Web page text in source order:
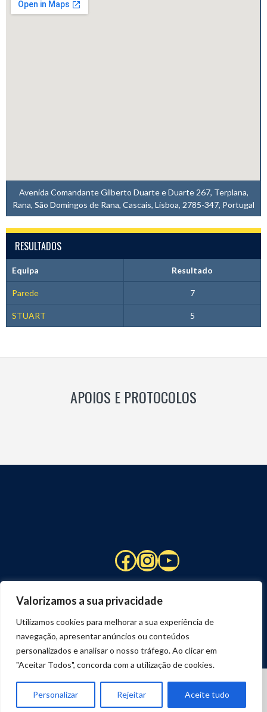
Valorizamos a sua privacidade
Utilizamos cookies para melhorar a sua experiência de
navegação, apresentar anúncios ou conteúdos
personalizados e analisar o nosso tráfego. Ao clicar em
"Aceitar Todos", concorda com a utilização de cookies.
Personalizar Rejeitar Aceite tudo
Avenida Comandante Gilberto Duarte e Duarte 267, Terplana,
Rana, São Domingos de Rana, Cascais, Lisboa, 2785-347, Portugal
RESULTADOS
Equipa Resultado
Parede 7
STUART 5
APOIOS E PROTOCOLOS
Facebook
Instagram
YouTube
DESENVOLVIDO POR
JOSEXAVIER.COM